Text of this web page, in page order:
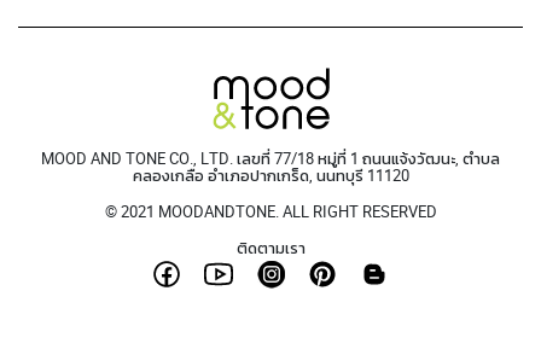
MOOD AND TONE CO., LTD. เลขที่ 77/18 หมู่ที่ 1 ถนนแจ้งวัฒนะ, ตำบล
คลองเกลือ อำเภอปากเกร็ด, นนทบุรี 11120
© 2021 MOODANDTONE. ALL RIGHT RESERVED
ติดตามเรา